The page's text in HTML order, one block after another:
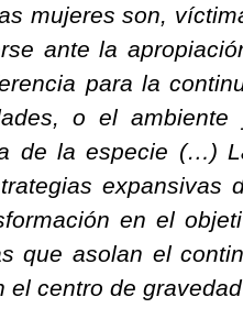
mujeres son,
ante la
para la
o el
de la especie (…)
expansivas
en el
que asolan el
el centro de